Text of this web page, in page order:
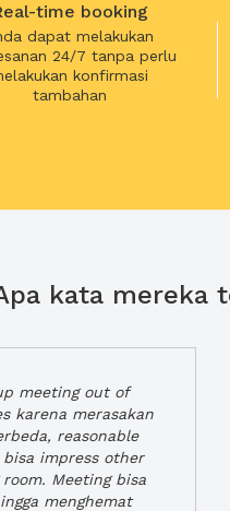
time booking
dapat melakukan
24/7 tanpa perlu
konfirmasi
tambahan
kata mereka
meeting out of
karena merasakan
reasonable
impress other
Meeting bisa
menghemat